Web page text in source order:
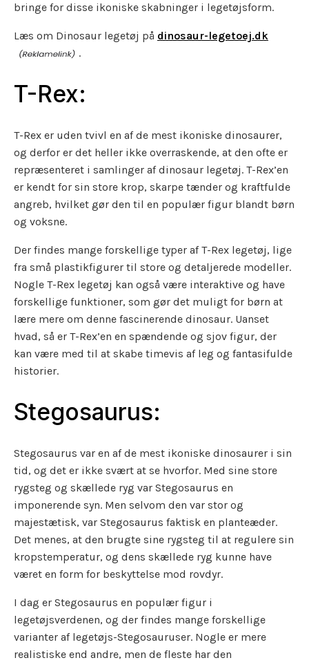
bringe for disse ikoniske skabninger i legetøjsform.
Læs om Dinosaur legetøj på dinosaur-legetoej.dk
.
T-Rex:
T-Rex er uden tvivl en af de mest ikoniske dinosaurer,
og derfor er det heller ikke overraskende, at den ofte er
repræsenteret i samlinger af dinosaur legetøj. T-Rex’en
er kendt for sin store krop, skarpe tænder og kraftfulde
angreb, hvilket gør den til en populær figur blandt børn
og voksne.
Der findes mange forskellige typer af T-Rex legetøj, lige
fra små plastikfigurer til store og detaljerede modeller.
Nogle T-Rex legetøj kan også være interaktive og have
forskellige funktioner, som gør det muligt for børn at
lære mere om denne fascinerende dinosaur. Uanset
hvad, så er T-Rex’en en spændende og sjov figur, der
kan være med til at skabe timevis af leg og fantasifulde
historier.
Stegosaurus:
Stegosaurus var en af ​​de mest ikoniske dinosaurer i sin
tid, og det er ikke svært at se hvorfor. Med sine store
rygsteg og skællede ryg var Stegosaurus en
imponerende syn. Men selvom den var stor og
majestætisk, var Stegosaurus faktisk en planteæder.
Det menes, at den brugte sine rygsteg til at regulere sin
kropstemperatur, og dens skællede ryg kunne have
været en form for beskyttelse mod rovdyr.
I dag er Stegosaurus en populær figur i
legetøjsverdenen, og der findes mange forskellige
varianter af legetøjs-Stegosauruser. Nogle er mere
realistiske end andre, men de fleste har den